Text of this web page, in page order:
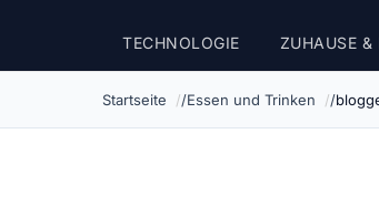
TECHNOLOGIE ZUHAUSE &
Startseite Essen und Trinken